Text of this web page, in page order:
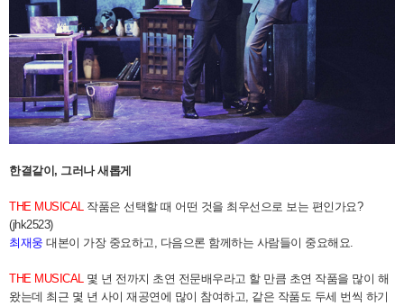
한결같이, 그러나 새롭게
THE MUSICAL 작품은 선택할 때 어떤 것을 최우선으로 보는 편인가요?
(jhk2523)
최재웅 대본이 가장 중요하고, 다음으론 함께하는 사람들이 중요해요.
THE MUSICAL 몇 년 전까지 초연 전문배우라고 할 만큼 초연 작품을 많이 해
왔는데 최근 몇 년 사이 재공연에 많이 참여하고, 같은 작품도 두세 번씩 하기